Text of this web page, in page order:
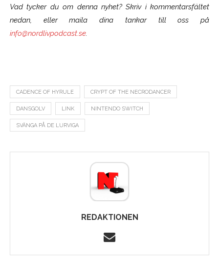
Vad tycker du om denna nyhet? Skriv i kommentarsfältet
nedan, eller maila dina tankar till oss på
info@nordlivpodcast.se.
CADENCE OF HYRULE CRYPT OF THE NECRODANCER
DANSGOLV LINK NINTENDO SWITCH
SVÄNGA PÅ DE LURVIGA
REDAKTIONEN